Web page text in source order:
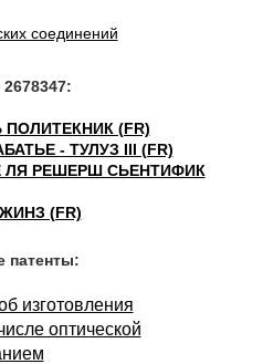
соединений
(FR)
- ТУЛУЗ III (FR)
ЛЯ РЕШЕРШ СЬЕНТИФИК
(FR)
патенты:
изготовления
оптической